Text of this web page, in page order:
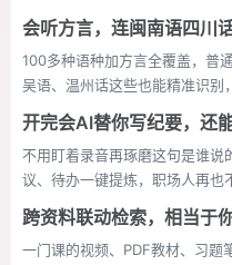
会听方言，连闽南语四川
100多种语种加方言全覆盖，普
吴语、温州话这些也能精准识别
开完会AI替你写纪要，还
不用盯着录音再琢磨这句是谁
议、待办一键提炼，职场人再也
跨资料联动检索，相当于
一门课的视频、PDF教材、习题